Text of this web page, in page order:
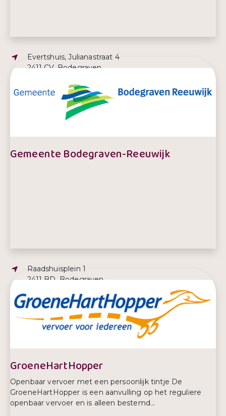
Adres:
Evertshuis, Julianastraat 4
2411 CV, Bodegraven
E-mailadres:
boris@bodegraven-reeuwijk.nl
Telefoonnummer:
0172- 522 522
Gemeente Bodegraven-Reeuwijk
Adres:
Raadshuisplein 1
2411 BD, Bodegraven
E-mailadres:
info@bodegraven-reeuwijk.nl
Telefoonnummer:
0172 522 522
GroeneHartHopper
Openbaar vervoer met een persoonlijk tintje De
GroeneHartHopper is een aanvulling op het reguliere
openbaar vervoer en is alleen bestemd...